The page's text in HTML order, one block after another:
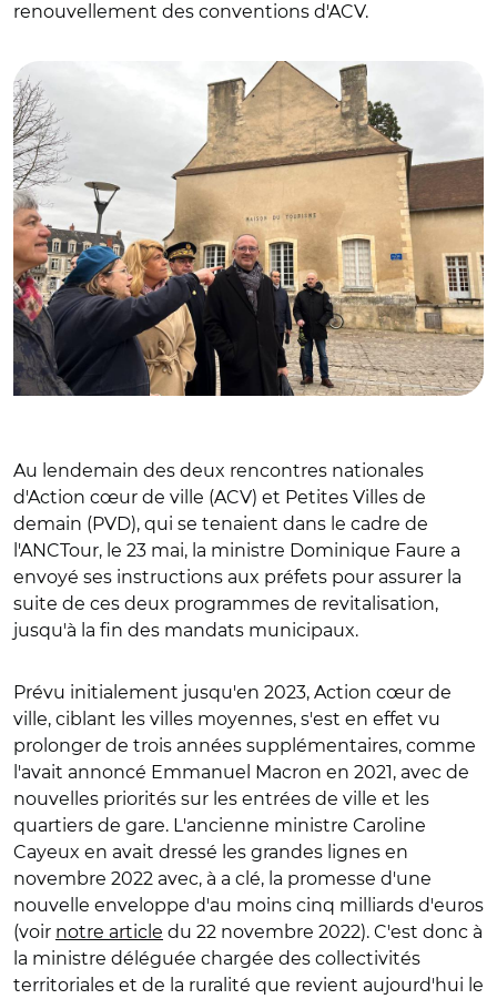
renouvellement des conventions d'ACV.
© @FaureDominique/ Dominique Faure à Bourges en
Au lendemain des deux rencontres nationales
d'Action cœur de ville (ACV) et Petites Villes de
demain (PVD), qui se tenaient dans le cadre de
l'ANCTour, le 23 mai, la ministre Dominique Faure a
envoyé ses instructions aux préfets pour assurer la
suite de ces deux programmes de revitalisation,
jusqu'à la fin des mandats municipaux.
Prévu initialement jusqu'en 2023, Action cœur de
ville, ciblant les villes moyennes, s'est en effet vu
prolonger de trois années supplémentaires, comme
l'avait annoncé Emmanuel Macron en 2021, avec de
nouvelles priorités sur les entrées de ville et les
quartiers de gare. L'ancienne ministre Caroline
Cayeux en avait dressé les grandes lignes en
novembre 2022 avec, à a clé, la promesse d'une
nouvelle enveloppe d'au moins cinq milliards d'euros
(voir notre article du 22 novembre 2022). C'est donc à
la ministre déléguée chargée des collectivités
territoriales et de la ruralité que revient aujourd'hui le